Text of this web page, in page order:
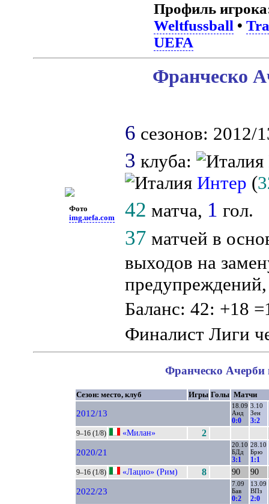
Профиль
Weltfussball •
UEFA
Фото
img.uefa.com
Франческо
6 сезонов: 2012/
3 клуба:
Интер (
42 матча, 1 гол.
37 матчей в
выходов на
Баланс: 42: +18
Финалист Лиги
Франческо Ачерби
Сезон: место, клуб Игры Голы Матчи
2012/13
18.09
Анд
0:0
3.10
Зен
3:2
9–16 (1/8) «Милан» 2
2020/21
20.10
БДд
3:1
28.10
Брю
1:1
9–16 (1/8) «Лацио» (Рим) 8 90 90
2022/23
7.09
Бав
0:2
13.09
ВПз
2:0